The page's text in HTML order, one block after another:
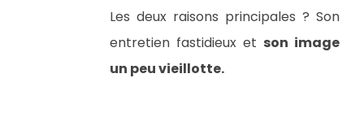
Les deux raisons principales ? Son
entretien fastidieux et son image
un peu vieillotte.